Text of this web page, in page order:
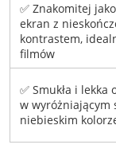
✅ Znakomitej
ekran z
kontrastem,
filmów
✅ Smukła i lekka
w wyróżniającym
niebieskim